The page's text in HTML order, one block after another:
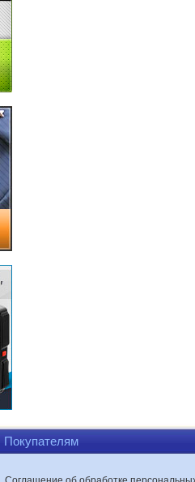
Покупателям